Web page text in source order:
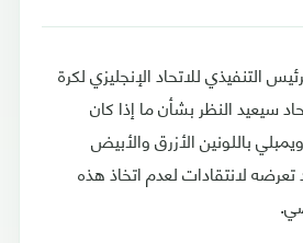
التنفيذي للاتحاد الإنجليزي لكرة
سيعيد النظر بشأن ما إذا كان
باللونين الأزرق والأبيض
لانتقادات لعدم اتخاذ هذه